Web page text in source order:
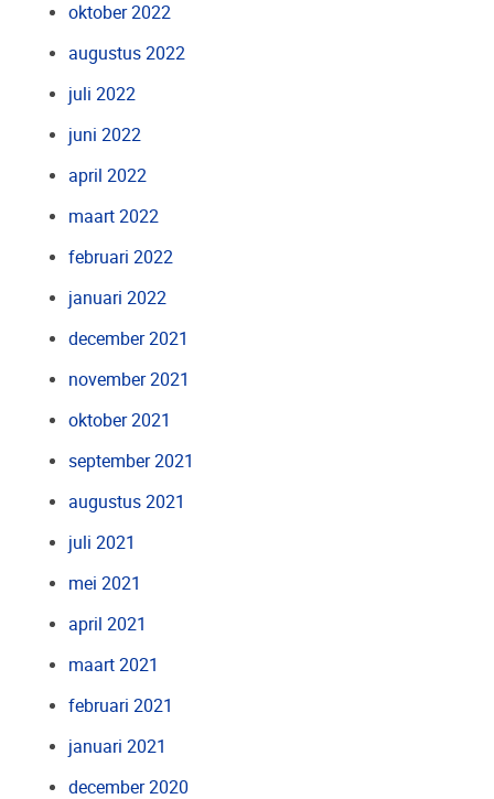
oktober 2022
augustus 2022
juli 2022
juni 2022
april 2022
maart 2022
februari 2022
januari 2022
december 2021
november 2021
oktober 2021
september 2021
augustus 2021
juli 2021
mei 2021
april 2021
maart 2021
februari 2021
januari 2021
december 2020